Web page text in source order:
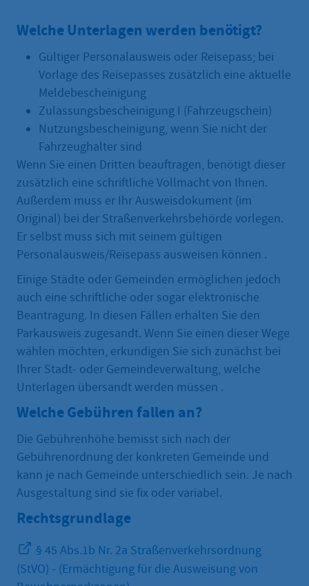
Welche Unterlagen werden benötigt?
Gültiger Personalausweis oder Reisepass; bei
Vorlage des Reisepasses zusätzlich eine aktuelle
Meldebescheinigung
Zulassungsbescheinigung I (Fahrzeugschein)
Nutzungsbescheinigung, wenn Sie nicht der
Fahrzeughalter sind
Wenn Sie einen Dritten beauftragen, benötigt dieser
zusätzlich eine schriftliche Vollmacht von Ihnen.
Außerdem muss er Ihr Ausweisdokument (im
Original) bei der Straßenverkehrsbehörde vorlegen.
Er selbst muss sich mit seinem gültigen
Personalausweis/Reisepass ausweisen können .
Einige Städte oder Gemeinden ermöglichen jedoch
auch eine schriftliche oder sogar elektronische
Beantragung. In diesen Fällen erhalten Sie den
Parkausweis zugesandt. Wenn Sie einen dieser Wege
wählen möchten, erkundigen Sie sich zunächst bei
Ihrer Stadt- oder Gemeindeverwaltung, welche
Unterlagen übersandt werden müssen .
Welche Gebühren fallen an?
Die Gebührenhöhe bemisst sich nach der
Gebührenordnung der konkreten Gemeinde und
kann je nach Gemeinde unterschiedlich sein. Je nach
Ausgestaltung sind sie fix oder variabel.
Rechtsgrundlage
§ 45 Abs.1b Nr. 2a Straßenverkehrsordnung
(StVO) - (Ermächtigung für die Ausweisung von